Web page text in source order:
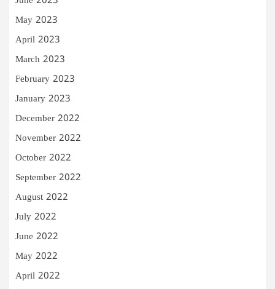
May 2023
April 2023
March 2023
February 2023
January 2023
December 2022
November 2022
October 2022
September 2022
August 2022
July 2022
June 2022
May 2022
April 2022